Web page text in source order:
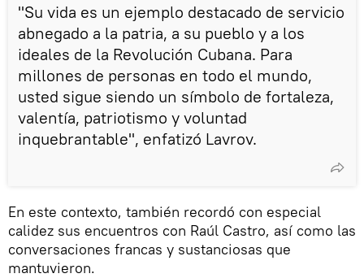
"Su vida es un ejemplo destacado de servicio
abnegado a la patria, a su pueblo y a los
ideales de la Revolución Cubana. Para
millones de personas en todo el mundo,
usted sigue siendo un símbolo de fortaleza,
valentía, patriotismo y voluntad
inquebrantable", enfatizó Lavrov.
En este contexto, también recordó con especial
calidez sus encuentros con Raúl Castro, así como las
conversaciones francas y sustanciosas que
mantuvieron.